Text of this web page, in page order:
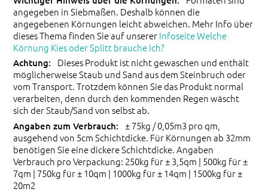
angegeben in Siebmaßen. Deshalb können die
angegebenen Körnungen leicht abweichen. Mehr Info über
dieses Thema finden Sie auf unsererInfoseite Welche
Körnung Kies oder Splitt brauche Ich?
Dieses Produkt ist nicht gewaschen und enthält
möglicherweise Staub und Sand aus dem Steinbruch oder
vom Transport. Trotzdem können Sie das Produkt normal
verarbeiten, denn durch den kommenden Regen wäscht
sich der Staub/Sand von selbst ab.
± 75kg / 0,05m3 pro qm,
ausgehend von 5cm Schichtdicke. Für Körnungen ab 32mm
benötigen Sie eine dickere Schichtdicke. Angaben
Verbrauch pro Verpackung: 250kg für ± 3,5qm | 500kg für ±
7qm | 750kg für ± 10qm | 1000kg für ± 14qm | 1500kg für ±
20m2